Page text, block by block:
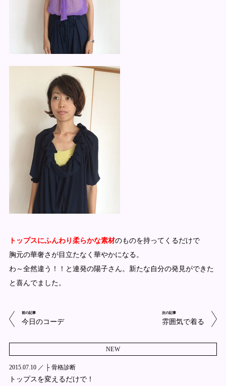
トップスにふんわり柔らかな素材のものを持ってくるだけで
胸元の華奢さが目立たなく華やかになる。
わ～全然違う！！と連発の陽子さん。新たな自分の発見ができた
と喜んでました。
前の記事
今日のコーデ
次の記事
雰囲気で着る
NEW
2015.07.10 ／ ├ 骨格診断
トップスを変えるだけで！